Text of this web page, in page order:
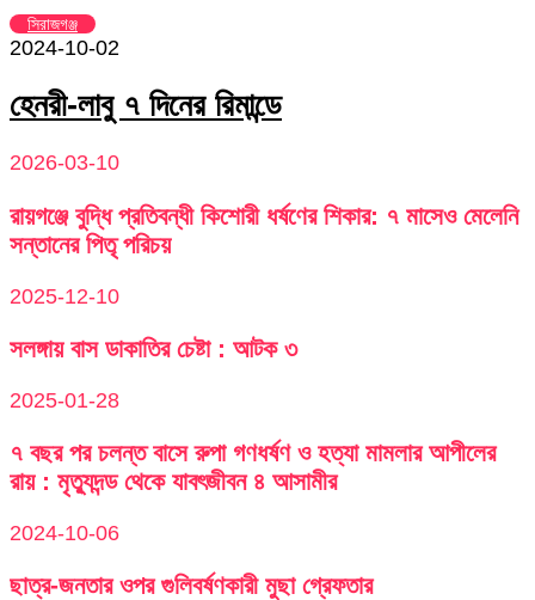
সিরাজগঞ্জ
2024-10-02
হেনরী-লাবু ৭ দিনের রিমান্ডে
2026-03-10
রায়গঞ্জে বুদ্ধি প্রতিবন্ধী কিশোরী ধর্ষণের শিকার: ৭ মাসেও মেলেনি
সন্তানের পিতৃ পরিচয়
2025-12-10
সলঙ্গায় বাস ডাকাতির চেষ্টা : আটক ৩
2025-01-28
৭ বছর পর চলন্ত বাসে রুপা গণধর্ষণ ও হত্যা মামলার আপীলের
রায় : মৃত্যুদন্ড থেকে যাবৎজীবন ৪ আসামীর
2024-10-06
ছাত্র-জনতার ওপর গুলিবর্ষণকারী মুছা গ্রেফতার